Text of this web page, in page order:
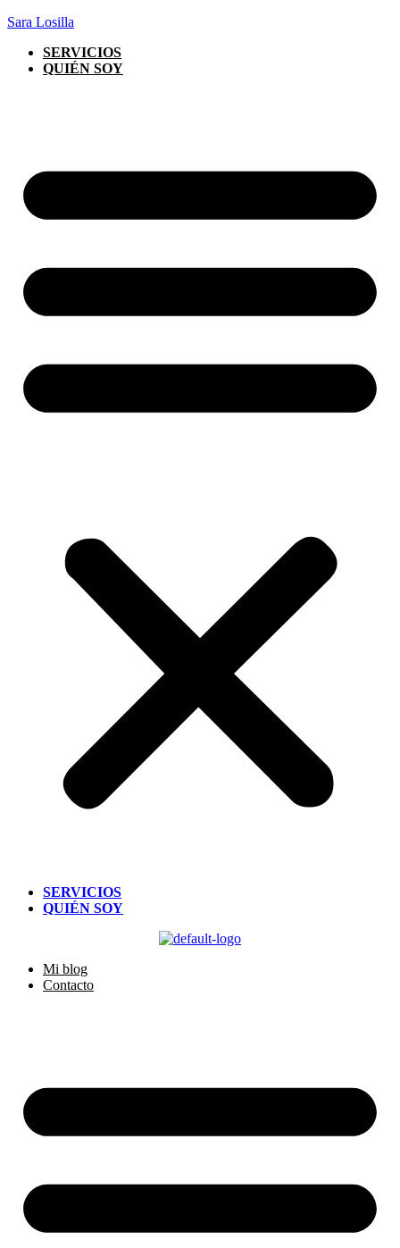
Sara Losilla
SERVICIOS
QUIÉN SOY
SERVICIOS
QUIÉN SOY
Mi blog
Contacto